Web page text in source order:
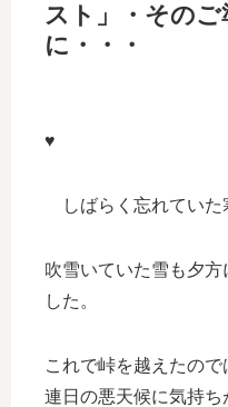
スト」・そのご
に・・・
♥
しばらく忘れていた
吹雪いていた雪も夕
した。
これで峠を越えたので
連日の悪天候に気持ち